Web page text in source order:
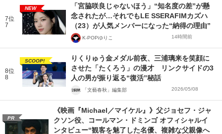
7位
7
NEW
「宮脇咲良じゃないほう」“知名度の差”が懸
念されたが…それでもLE SSERAFIMカズハ
（23）が人気メンバーになった“納得の理由”
K-POPゆりこ 14時間前
8位
8
SCOOP!
りくりゅう金メダル前夜、三浦璃来を笑顔に
させた「たくろう」の漫才 リンクサイドの3
人の男が振り返る“復活”秘話
「文藝春秋」編集部 2026/05/08
PR
《映画『Michael／マイケル』》父ジョセフ・ジャ
クソン役、コールマン・ドミンゴ オフィシャルイ
ンタビュー“観客を魅了した名優、複雑な父親像へ